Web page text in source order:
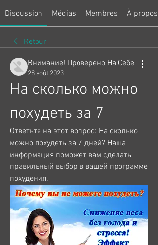
Discussion Médias Membres À propos
Retour
Внимание! Проверено На Себе
28 août 2023
На сколько можно
похудеть за 7
Ответьте на этот вопрос: На сколько
можно похудеть за 7 дней? Наша
информация поможет вам сделать
правильный выбор в вашей программе
похудения.